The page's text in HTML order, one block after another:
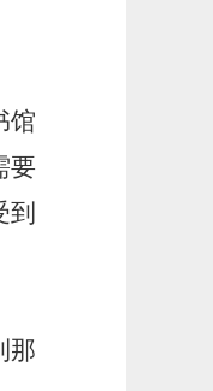
馆
要
那